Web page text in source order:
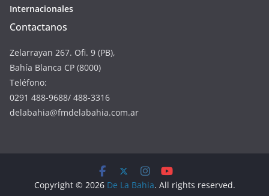
Internacionales
Contactanos
Zelarrayan 267. Ofi. 9 (PB),
Bahía Blanca CP (8000)
Teléfono:
0291 488-9688/ 488-3316
delabahia@fmdelabahia.com.ar
Copyright © 2026 De La Bahia. All rights reserved.